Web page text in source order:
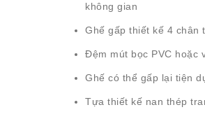
không gian
Ghế gấp thiết kế 4 chân
Đệm mút bọc PVC hoặc
Ghế có thể gấp lại tiện
Tựa thiết kế nan thép